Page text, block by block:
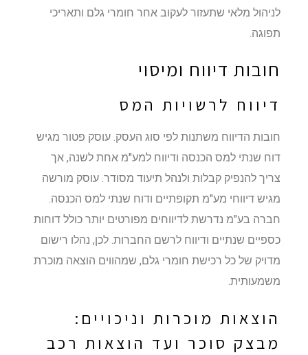
לניהול מלאי שתעזור לעקוב אחר חומרי גלם ותאריכי
תפוגה.
חובות דיווח ומיסוי
דיווח לרשויות המס
חובות הדיווח משתנות לפי סוג העסק. עוסק פטור מגיש
דוח שנתי למס הכנסה ודיווח למע"מ אחת לשנה, אך
צריך להנפיק קבלות ולנהל תיעוד מסודר. עוסק מורשה
מגיש דיווחי מע"מ תקופתיים ודוח שנתי למס הכנסה.
חברה בע"מ נדרשת לדיווחים מפורטים יותר כולל דוחות
כספיים שנתיים ודיווח לרשם החברות. לכן, נהלו רישום
מדויק של כל רכישת חומרי גלם, שמהווים הוצאה מוכרת
משמעותית.
הוצאות מוכרות וניכויים:
מבצק סוכר ועד הוצאות רכב